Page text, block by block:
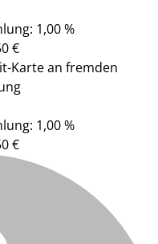
1,00 %
€
Karte an fremden
1,00 %
€